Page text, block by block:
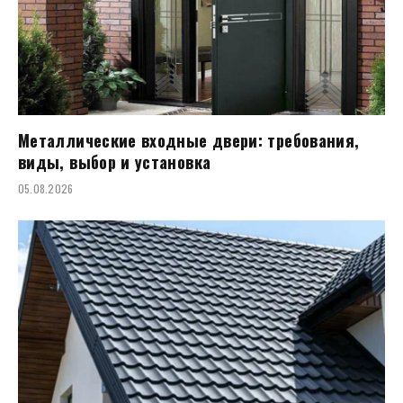
Металлические входные двери: требования,
виды, выбор и установка
05.08.2026